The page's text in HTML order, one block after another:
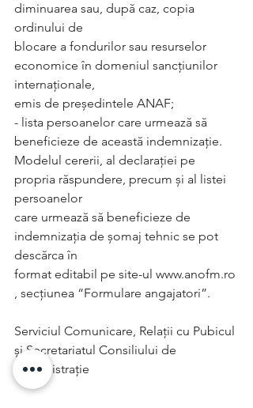
diminuarea sau, după caz, copia
ordinului de
blocare a fondurilor sau resurselor
economice în domeniul sancţiunilor
internaţionale,
emis de preşedintele ANAF;
- lista persoanelor care urmează să
beneficieze de această indemnizaţie.
Modelul cererii, al declarației pe
propria răspundere, precum și al listei
persoanelor
care urmează să beneficieze de
indemnizația de șomaj tehnic se pot
descărca în
format editabil pe site-ul www.anofm.ro
, secțiunea “Formulare angajatori”.
Serviciul Comunicare, Relații cu Pubicul
și Secretariatul Consiliului de
Administrație